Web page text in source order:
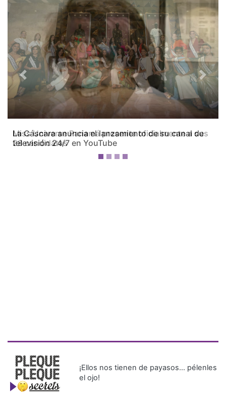
Miss Universe Panamá presenta oficialmente a sus
28 candidatas
Previous Next
¡Ellos nos tienen de payasos… pélenles
el ojo!